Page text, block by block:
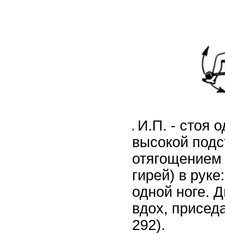
И.П. - стоя
высокой
гирей) в
одной ноге.
вдох,
292).